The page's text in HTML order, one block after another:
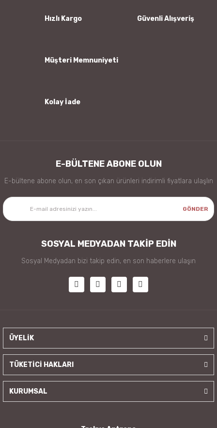
Ürün bilgilerinde hatalar bulunuyor.
Hızlı Kargo Güvenli Alışveriş
Müşteri Memnuniyeti
Kolay İade
E-BÜLTENE ABONE OLUN
E-bültene abone olun, en son çıkan ürünleri indirimli fiyatlara ulaşlın
GÖNDER
SOSYAL MEDYADAN TAKİP EDİN
Sosyal Medyadan bizi takip edin, en son haberlere ulaşın
ÜYELİK
TÜKETİCİ HAKLARI
KURUMSAL